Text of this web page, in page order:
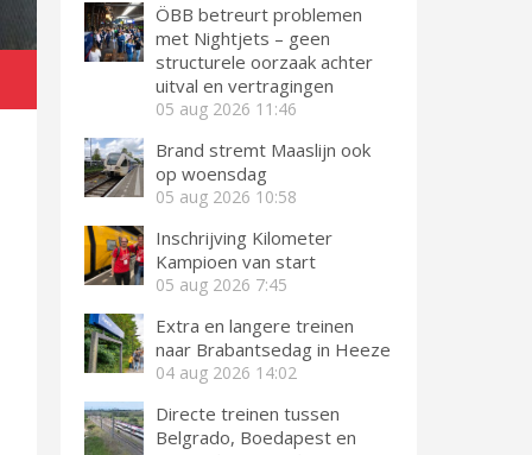
ÖBB betreurt problemen
met Nightjets – geen
structurele oorzaak achter
uitval en vertragingen
05 aug 2026 11:46
Brand stremt Maaslijn ook
op woensdag
05 aug 2026 10:58
Inschrijving Kilometer
Kampioen van start
05 aug 2026 7:45
Extra en langere treinen
naar Brabantsedag in Heeze
04 aug 2026 14:02
Directe treinen tussen
Belgrado, Boedapest en